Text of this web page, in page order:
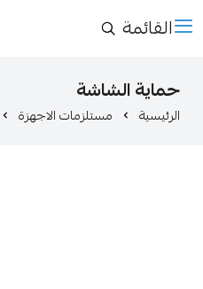
القائمة
حماية الشاشة
الرئيسية مستلزمات الاجهزة